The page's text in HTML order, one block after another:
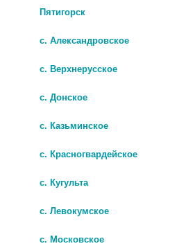
ТУРАМИН МЕДЬ Cu №90 КАПС.
Пятигорск
с. Александровское
с. Верхнерусское
с. Донское
с. Казьминское
с. Красногвардейское
с. Кугульта
с. Левокумское
с. Московское